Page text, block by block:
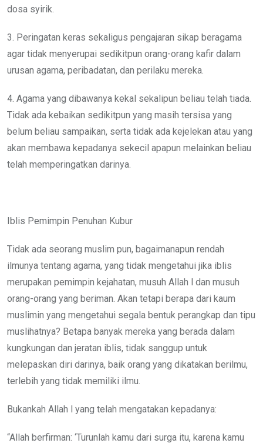
dosa syirik.
3. Peringatan keras sekaligus pengajaran sikap beragama
agar tidak menyerupai sedikitpun orang-orang kafir dalam
urusan agama, peribadatan, dan perilaku mereka.
4. Agama yang dibawanya kekal sekalipun beliau telah tiada.
Tidak ada kebaikan sedikitpun yang masih tersisa yang
belum beliau sampaikan, serta tidak ada kejelekan atau yang
akan membawa kepadanya sekecil apapun melainkan beliau
telah memperingatkan darinya.
Iblis Pemimpin Penuhan Kubur
Tidak ada seorang muslim pun, bagaimanapun rendah
ilmunya tentang agama, yang tidak mengetahui jika iblis
merupakan pemimpin kejahatan, musuh Allah l dan musuh
orang-orang yang beriman. Akan tetapi berapa dari kaum
muslimin yang mengetahui segala bentuk perangkap dan tipu
muslihatnya? Betapa banyak mereka yang berada dalam
kungkungan dan jeratan iblis, tidak sanggup untuk
melepaskan diri darinya, baik orang yang dikatakan berilmu,
terlebih yang tidak memiliki ilmu.
Bukankah Allah l yang telah mengatakan kepadanya:
“Allah berfirman: ‘Turunlah kamu dari surga itu, karena kamu